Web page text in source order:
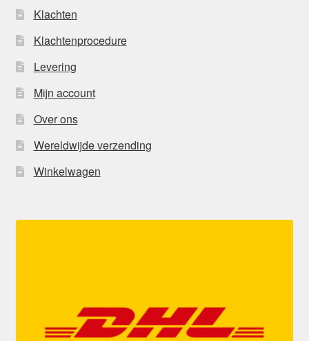
Klachten
Klachtenprocedure
Levering
Mijn account
Over ons
Wereldwijde verzending
Winkelwagen